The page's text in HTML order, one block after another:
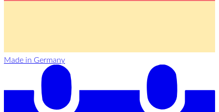
Made in Germany